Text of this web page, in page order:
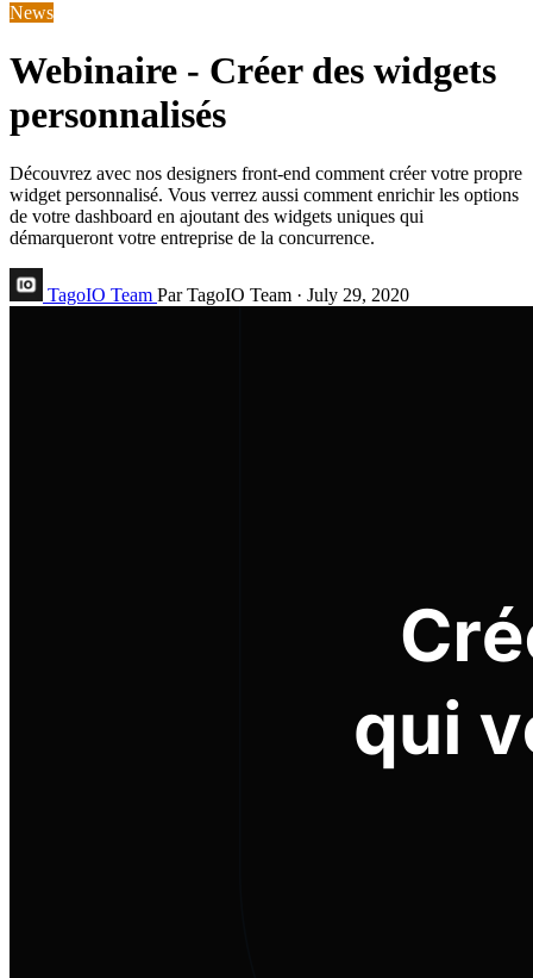
News
Webinaire - Créer des widgets
personnalisés
Découvrez avec nos designers front-end comment créer votre propre
widget personnalisé. Vous verrez aussi comment enrichir les options
de votre dashboard en ajoutant des widgets uniques qui
démarqueront votre entreprise de la concurrence.
TagoIO Team Par TagoIO Team · July 29, 2020